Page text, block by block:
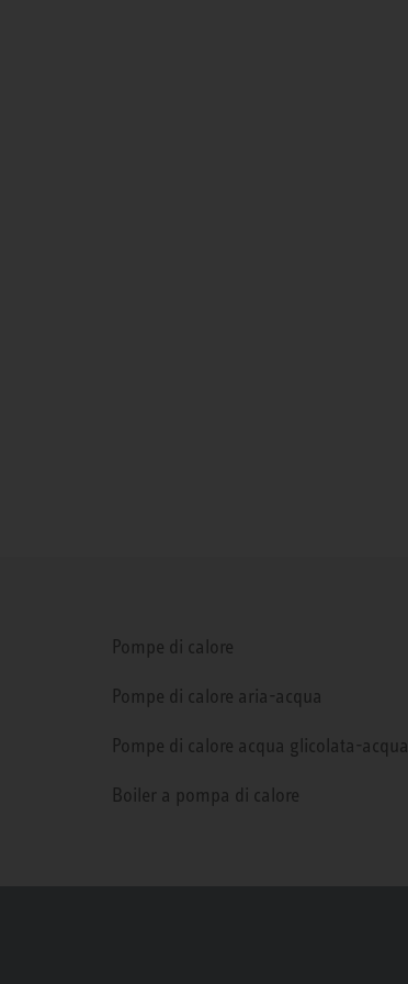
Pompe di calore
Pompe di calore aria-acqua
Pompe di calore acqua glicolata-acqua
Boiler a pompa di calore